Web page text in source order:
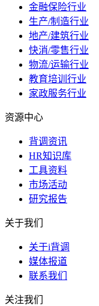
金融保险行业
生产/制造行业
地产/建筑行业
快消/零售行业
物流/运输行业
教育培训行业
家政服务行业
资源中心
背调资讯
HR知识库
工具资料
市场活动
研究报告
关于我们
关于i背调
媒体报道
联系我们
关注我们